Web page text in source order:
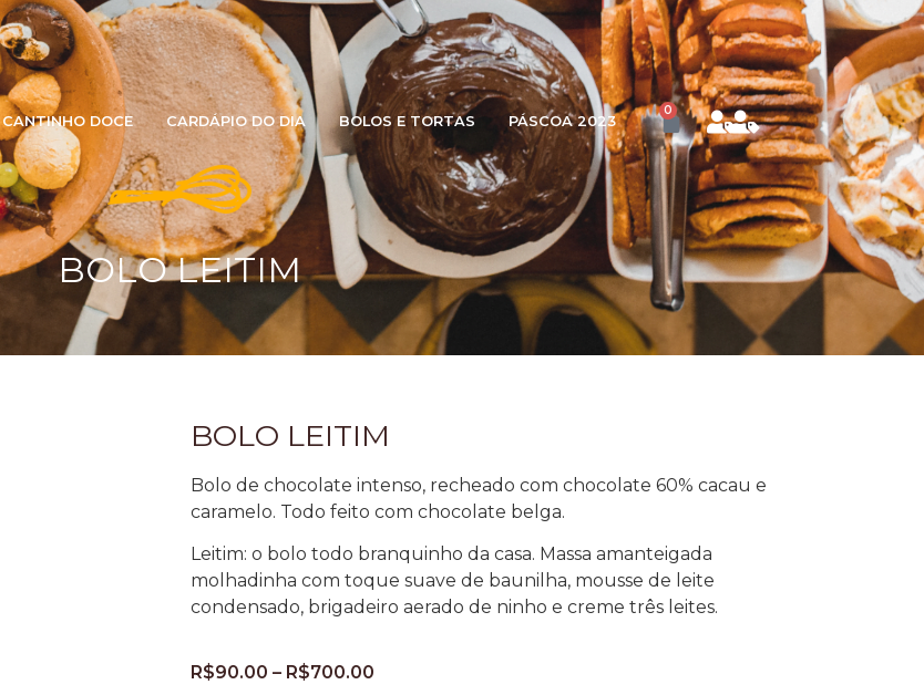
CANTINHO DOCE CARDÁPIO DO DIA BOLOS E TORTAS PÁSCOA 2023
0
BOLO LEITIM
BOLO LEITIM
Bolo de chocolate intenso, recheado com chocolate 60% cacau e
caramelo. Todo feito com chocolate belga.
Leitim: o bolo todo branquinho da casa. Massa amanteigada
molhadinha com toque suave de baunilha, mousse de leite
condensado, brigadeiro aerado de ninho e creme três leites.
R$90.00 – R$700.00